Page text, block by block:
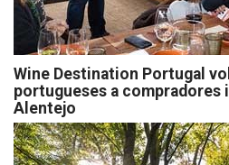
Wine Destination Portugal
portugueses a compradores
Alentejo